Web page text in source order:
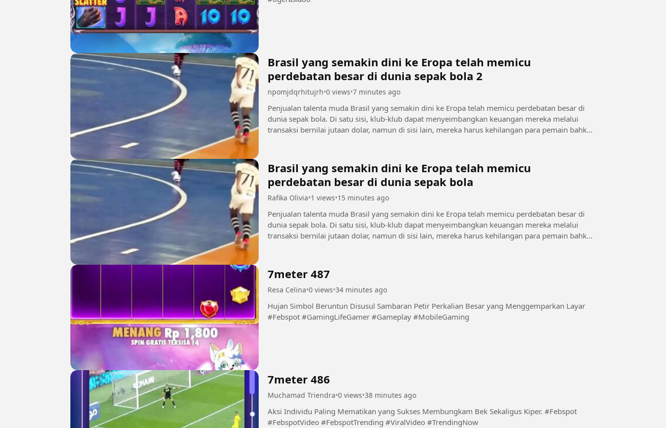
Brasil yang semakin dini ke Eropa telah memicu
perdebatan besar di dunia sepak bola 2
npomjdqrhitujrh•0 views•7 minutes ago
Penjualan talenta muda Brasil yang semakin dini ke Eropa telah memicu perdebatan besar di
dunia sepak bola. Di satu sisi, klub-klub dapat menyeimbangkan keuangan mereka melalui
transaksi bernilai jutaan dolar, namun di sisi lain, mereka harus kehilangan para pemain bahkan
Brasil yang semakin dini ke Eropa telah memicu
perdebatan besar di dunia sepak bola
Rafika Olivia•1 views•15 minutes ago
Penjualan talenta muda Brasil yang semakin dini ke Eropa telah memicu perdebatan besar di
dunia sepak bola. Di satu sisi, klub-klub dapat menyeimbangkan keuangan mereka melalui
transaksi bernilai jutaan dolar, namun di sisi lain, mereka harus kehilangan para pemain bahkan
7meter 487
Resa Celina•0 views•34 minutes ago
Hujan Simbol Beruntun Disusul Sambaran Petir Perkalian Besar yang Menggemparkan Layar
#Febspot #GamingLifeGamer #Gameplay #MobileGaming
7meter 486
Muchamad Triendra•0 views•38 minutes ago
Aksi Individu Paling Mematikan yang Sukses Membungkam Bek Sekaligus Kiper. #Febspot
#FebspotVideo #FebspotTrending #ViralVideo #TrendingNow